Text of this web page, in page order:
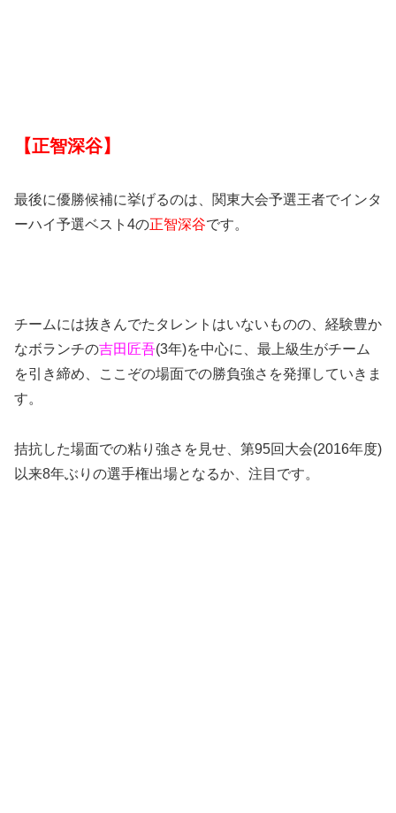
【正智深谷】
最後に優勝候補に挙げるのは、関東大会予選王者でインタ
ーハイ予選ベスト4の正智深谷です。
チームには抜きんでたタレントはいないものの、経験豊か
なボランチの吉田匠吾(3年)を中心に、最上級生がチーム
を引き締め、ここぞの場面での勝負強さを発揮していきま
す。
拮抗した場面での粘り強さを見せ、第95回大会(2016年度)
以来8年ぶりの選手権出場となるか、注目です。